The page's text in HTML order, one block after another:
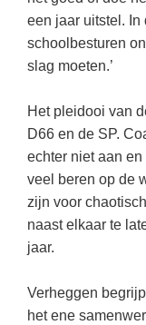
Zoetermeer
Amersfoort
Apeldoorn
Muziek
Natuurkunde
Nederlands
Rekenen /
Scheikunde
Sociale
Techniek
Biologie
Media
Nederlands
Rekenen
een jaar uitstel. In
schoolbesturen
slag moeten.’
Het pleidooi van
D66 en de SP.
echter niet aan
veel beren op de
zijn voor
naast elkaar te
jaar.
Verheggen
het ene